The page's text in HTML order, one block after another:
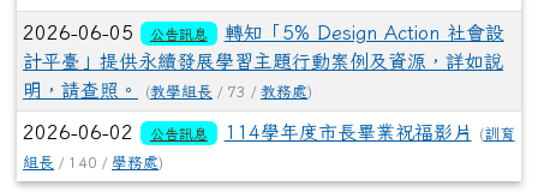
2026-06-05 公告訊息
轉知「5% Design Action 社會設
計平臺」提供永續發展學習主題行動案例及資源，詳如說
明，請查照。
(教學組長 / 73 / 教務處)
2026-06-02 公告訊息 114學年度市長畢業祝福影片 (訓育
組長 / 140 / 學務處)